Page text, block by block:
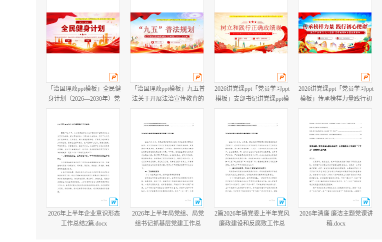
「治国理政ppt模板」全民健
身计划（2026—2030年）党
课ppt模板「带完整内
「治国理政ppt模板」九五普
法关于开展法治宣传教育的
第九个五年规划（2026－
2026讲党课ppt「党员学习ppt
模板」支部书记讲党课ppt模
板「带完整内容」.pptx
2026讲党课ppt「党员学习ppt
模板」传承榜样力量践行初
心使命PP学习“七一勋章”获
整内容」.pptx
2026年上半年企业意识形态
工作总结2篇.docx
2026年上半年局党组、局党
组书记抓基层党建工作总
2篇2026年镇党委上半年党风
廉政建设和反腐败工作总
2026年清廉 廉洁主题党课讲
稿.docx